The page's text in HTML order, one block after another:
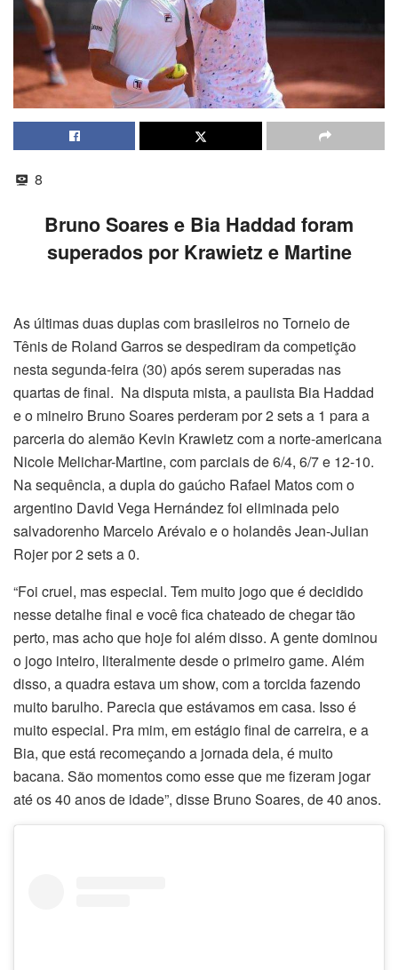
8
Bruno Soares e Bia Haddad foram
superados por Krawietz e Martine
As últimas duas duplas com brasileiros no Torneio de
Tênis de Roland Garros se despediram da competição
nesta segunda-feira (30) após serem superadas nas
quartas de final. Na disputa mista, a paulista Bia Haddad
e o mineiro Bruno Soares perderam por 2 sets a 1 para a
parceria do alemão Kevin Krawietz com a norte-americana
Nicole Melichar-Martine, com parciais de 6/4, 6/7 e 12-10.
Na sequência, a dupla do gaúcho Rafael Matos com o
argentino David Vega Hernández foi eliminada pelo
salvadorenho Marcelo Arévalo e o holandês Jean-Julian
Rojer por 2 sets a 0.
“Foi cruel, mas especial. Tem muito jogo que é decidido
nesse detalhe final e você fica chateado de chegar tão
perto, mas acho que hoje foi além disso. A gente dominou
o jogo inteiro, literalmente desde o primeiro game. Além
disso, a quadra estava um show, com a torcida fazendo
muito barulho. Parecia que estávamos em casa. Isso é
muito especial. Pra mim, em estágio final de carreira, e a
Bia, que está recomeçando a jornada dela, é muito
bacana. São momentos como esse que me fizeram jogar
até os 40 anos de idade”, disse Bruno Soares, de 40 anos.